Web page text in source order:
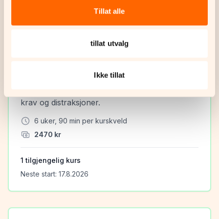
Tillat alle
tillat utvalg
Ikke tillat
Videregående kurs 1
krav og distraksjoner.
6 uker, 90 min per kurskveld
2470 kr
1 tilgjengelig kurs
Neste start: 17.8.2026